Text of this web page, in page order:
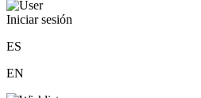
Iniciar sesión
ES
EN